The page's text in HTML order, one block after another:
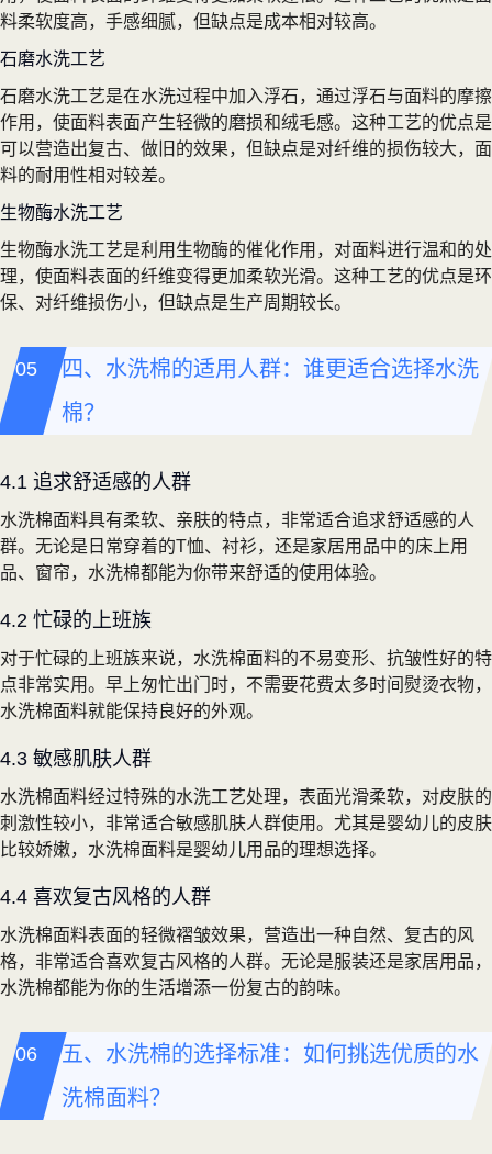
料柔软度高，手感细腻，但缺点是成本相对较高。
石磨水洗工艺
石磨水洗工艺是在水洗过程中加入浮石，通过浮石与面料的摩擦
作用，使面料表面产生轻微的磨损和绒毛感。这种工艺的优点是
可以营造出复古、做旧的效果，但缺点是对纤维的损伤较大，面
料的耐用性相对较差。
生物酶水洗工艺
生物酶水洗工艺是利用生物酶的催化作用，对面料进行温和的处
理，使面料表面的纤维变得更加柔软光滑。这种工艺的优点是环
保、对纤维损伤小，但缺点是生产周期较长。
四、水洗棉的适用人群：谁更适合选择水洗
棉？
4.1 追求舒适感的人群
水洗棉面料具有柔软、亲肤的特点，非常适合追求舒适感的人
群。无论是日常穿着的T恤、衬衫，还是家居用品中的床上用
品、窗帘，水洗棉都能为你带来舒适的使用体验。
4.2 忙碌的上班族
对于忙碌的上班族来说，水洗棉面料的不易变形、抗皱性好的特
点非常实用。早上匆忙出门时，不需要花费太多时间熨烫衣物，
水洗棉面料就能保持良好的外观。
4.3 敏感肌肤人群
水洗棉面料经过特殊的水洗工艺处理，表面光滑柔软，对皮肤的
刺激性较小，非常适合敏感肌肤人群使用。尤其是婴幼儿的皮肤
比较娇嫩，水洗棉面料是婴幼儿用品的理想选择。
4.4 喜欢复古风格的人群
水洗棉面料表面的轻微褶皱效果，营造出一种自然、复古的风
格，非常适合喜欢复古风格的人群。无论是服装还是家居用品，
水洗棉都能为你的生活增添一份复古的韵味。
五、水洗棉的选择标准：如何挑选优质的水
洗棉面料？